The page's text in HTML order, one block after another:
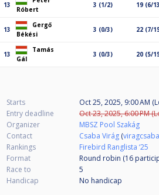
13
Róbert
3 (1/2) 19 (6/
13
Gergő
Békési
3 (0/3) 22 (7/
13
Tamás
Gál
3 (0/3) 20 (5/
Starts
Oct 25, 2025, 9:00 AM
Entry deadline
Oct 23, 2025, 6:00 PM
Organizer
MBSZ Pool Szakág
Contact
Csaba Virág (
Rankings
Firebird Ranglista ‘25
Format
Round robin (16
Race to
5
Handicap
No handicap